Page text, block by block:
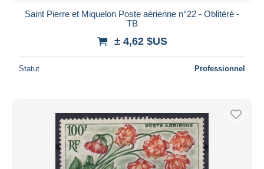
Saint Pierre et Miquelon Poste aérienne n°22 - Oblitéré -
TB
± 4,62 $US
Statut Professionnel